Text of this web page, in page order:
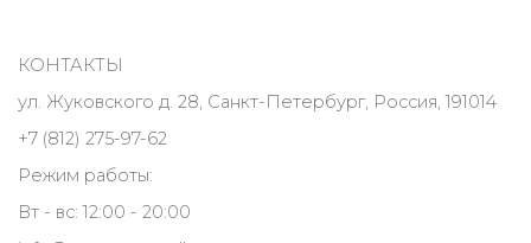
КОНТАКТЫ
ул. Жуковского д. 28, Санкт-Петербург, Россия, 191014
+7 (812) 275-97-62
Режим работы:
Вт - вс: 12:00 - 20:00